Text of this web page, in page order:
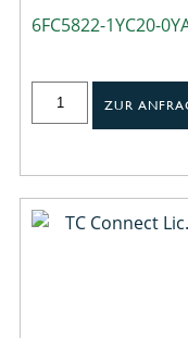
6FC5822-1YC20-
ZUR